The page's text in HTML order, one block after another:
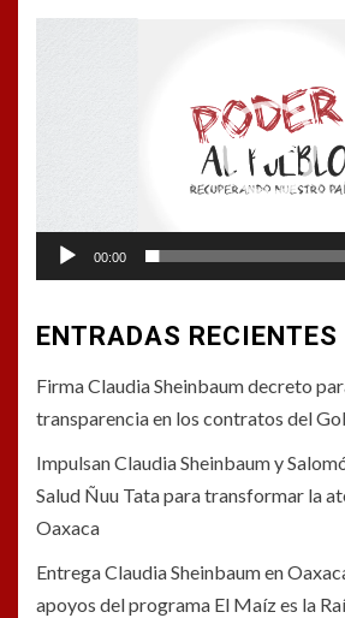
00:00
ENTRADAS RECIENTES
Firma Claudia Sheinbaum decreto
transparencia en los contratos del
Impulsan Claudia Sheinbaum y
Salud Ñuu Tata para transformar la
Oaxaca
Entrega Claudia Sheinbaum en
apoyos del programa El Maíz es la